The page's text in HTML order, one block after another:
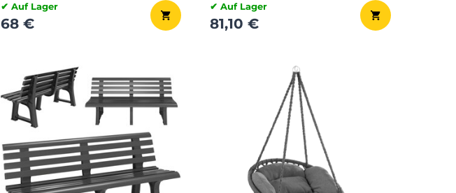
✔ Auf Lager
68 €
✔ Auf Lager
81,10 €